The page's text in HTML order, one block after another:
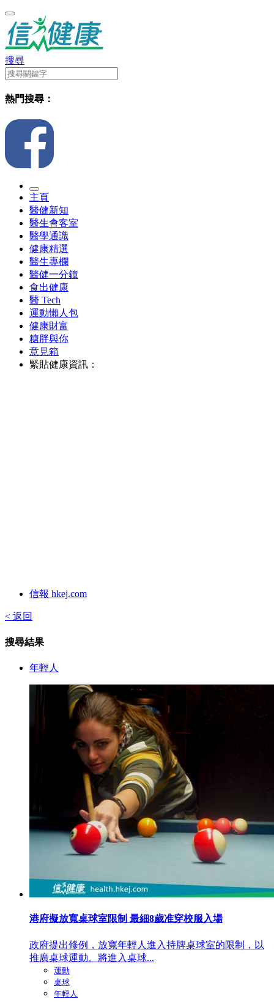
搜尋
熱門搜尋：
主頁
醫健新知
醫生會客室
醫學通識
健康精選
醫生專欄
醫健一分鐘
食出健康
醫 Tech
運動懶人包
健康財富
糖胖與你
意見箱
緊貼健康資訊：
信報 hkej.com
< 返回
搜尋結果
年輕人
港府擬放寬桌球室限制 最細8歲准穿校服入場
政府提出修例，放寬年輕人進入持牌桌球室的限制，以
推廣桌球運動。將進入桌球...
運動
桌球
年輕人